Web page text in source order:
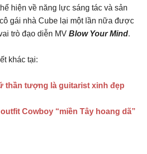
hiện về năng lực sáng tác và sản
gái nhà Cube lại một lần nữa được
trò đạo diễn MV Blow Your Mind.
khác tại:
thần tượng là guitarist xinh đẹp
Cowboy “miền Tây hoang dã”